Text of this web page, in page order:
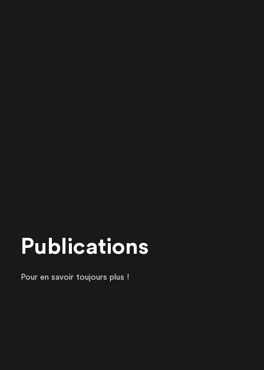
Publications
Pour en savoir toujours plus !